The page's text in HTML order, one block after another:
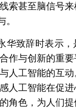
索甚至脑信号来
华致辞时表示
作与创新的重
人工智能的互
人工智能在促
角色，为人们